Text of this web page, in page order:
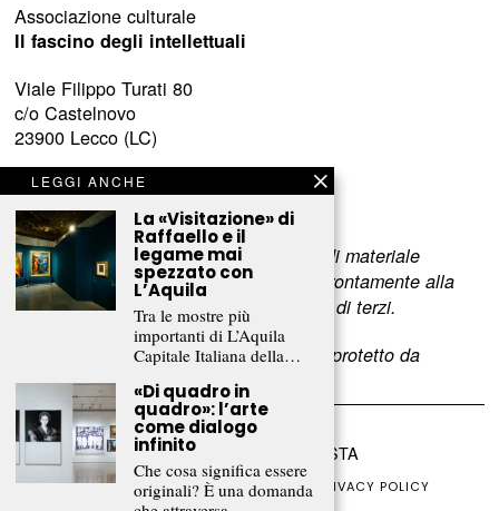
Associazione culturale
Il fascino degli intellettuali
Viale Filippo Turati 80
c/o Castelnovo
23900 Lecco (LC)
www.fascinointellettuali.it
info[at]fascinointellettuali.it
Per segnalare eventuali errori nell’uso di materiale
riservato,scriveteci e provvederemo prontamente alla
rimozione del materiale lesivo dei diritti di terzi.
L’intero contenuto di questo sito web è protetto da
copyright.
©2026FRAMMENTI RIVISTA
CHI SIAMO FR CLUB COLLABORA
PRIVACY POLICY
COOKIE POLICY
LEGGI ANCHE
La «Visitazione» di
Raffaello e il
legame mai
spezzato con
L’Aquila
Tra le mostre più
importanti di L’Aquila
Capitale Italiana della…
«Di quadro in
quadro»: l’arte
come dialogo
infinito
Che cosa significa essere
originali? È una domanda